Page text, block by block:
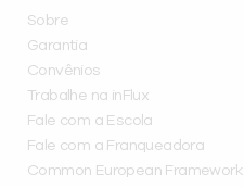
Sobre
Garantia
Convênios
Trabalhe na inFlux
Fale com a Escola
Fale com a Franqueadora
Common European Framework